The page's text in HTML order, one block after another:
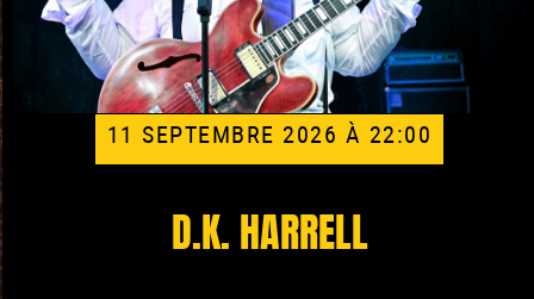
11 SEPTEMBRE 2026 À 22:00
D.K. HARRELL